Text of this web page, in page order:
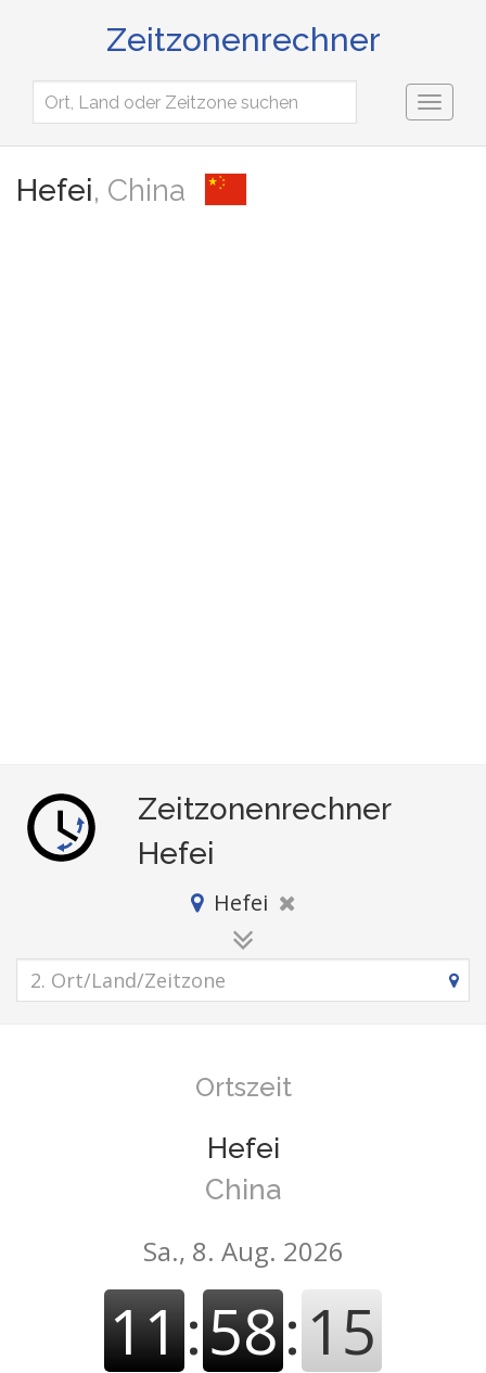
Zeitzonenrechner
Toggle
Hefei, China
Zeitzonenrechner
Hefei
Hefei
Ortszeit
Hefei
China
Sa., 8. Aug. 2026
11:58:15